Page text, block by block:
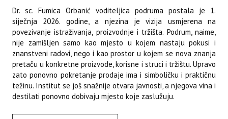
Dr. sc. Fumica Orbanić voditeljica podruma postala je 1.
siječnja 2026. godine, a njezina je vizija usmjerena na
povezivanje istraživanja, proizvodnje i tržišta. Podrum, naime,
nije zamišljen samo kao mjesto u kojem nastaju pokusi i
znanstveni radovi, nego i kao prostor u kojem se nova znanja
pretaču u konkretne proizvode, korisne i struci i tržištu. Upravo
zato ponovno pokretanje prodaje ima i simboličku i praktičnu
težinu. Institut se još snažnije otvara javnosti, a njegova vina i
destilati ponovno dobivaju mjesto koje zaslužuju.